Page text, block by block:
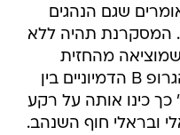
שגם הנהגים
המסקרנת תהיה ללא
ספק הסליקה טווין קאם T64 שמוציאה מהחזית
כ-390 כ"ס והשתתפה בימי הגרופ B הדמיוניים בין
כך כינו אותה על רקע
ובראלי חוף השנהב.